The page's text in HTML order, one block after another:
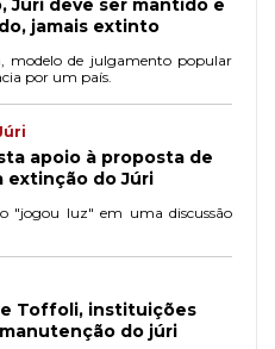
Júri deve ser mantido e
jamais extinto
modelo de julgamento popular
por um país.
apoio à proposta de
extinção do Júri
"jogou luz" em uma discussão
Toffoli, instituições
do júri